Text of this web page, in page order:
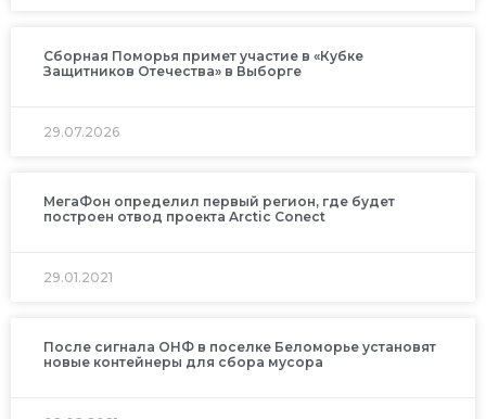
Сборная Поморья примет участие в «Кубке
Защитников Отечества» в Выборге
29.07.2026
МегаФон определил первый регион, где будет
построен отвод проекта Arctic Conect
29.01.2021
После сигнала ОНФ в поселке Беломорье установят
новые контейнеры для сбора мусора